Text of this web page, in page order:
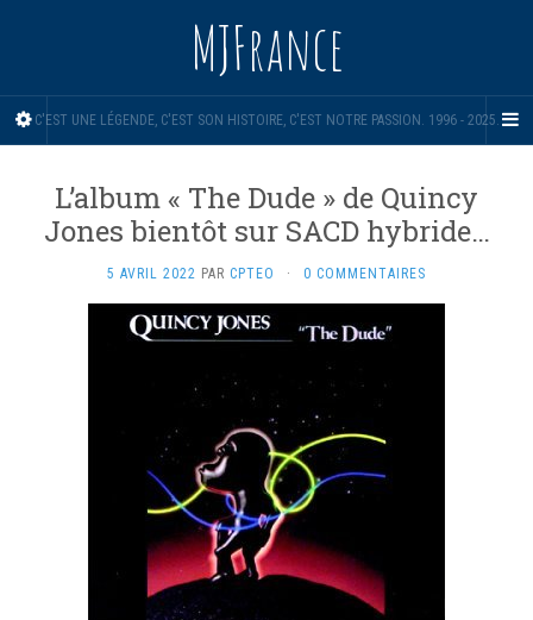
MJFrance
C'EST UNE LÉGENDE, C'EST SON HISTOIRE, C'EST NOTRE PASSION. 1996 - 2025.
L’album « The Dude » de Quincy
Jones bientôt sur SACD hybride…
5 AVRIL 2022 PAR CPTEO · 0 COMMENTAIRES